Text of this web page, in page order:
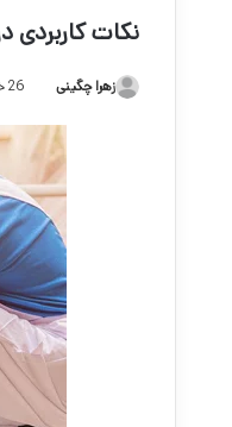
نکات کاربردی
زهرا چگینی 26 خرداد 1398